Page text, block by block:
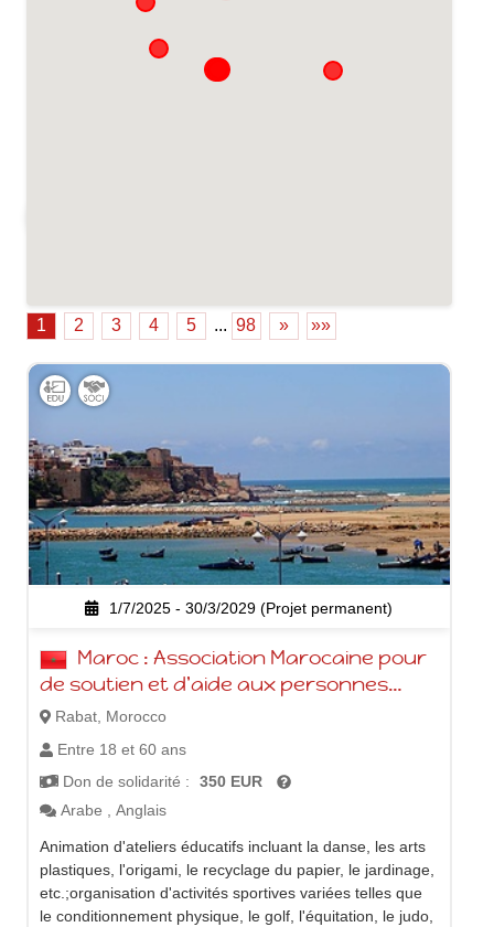
1 2 3 4 5 ... 98 » »»
1/7/2025 - 30/3/2029 (Projet permanent)
de soutien et d'aide aux personnes
trisomiques
Rabat, Morocco
Entre 18 et 60 ans
Don de solidarité :
350 EUR
Arabe ,Anglais
Animation d'ateliers éducatifs incluant la danse, les arts
plastiques, l'origami, le recyclage du papier, le jardinage,
etc.;organisation d'activités sportives variées telles que
le conditionnement physique, le golf, l'équitation, le judo,